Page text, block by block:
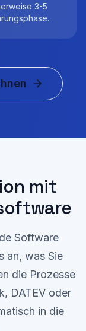
3-5
mit
Software
an, was Sie
die Prozesse
DATEV oder
in die